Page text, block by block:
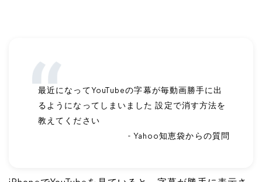
最近になってYouTubeの字幕が毎動画勝手に出
るようになってしまいました 設定で消す方法を
教えてください
- Yahoo知恵袋からの質問